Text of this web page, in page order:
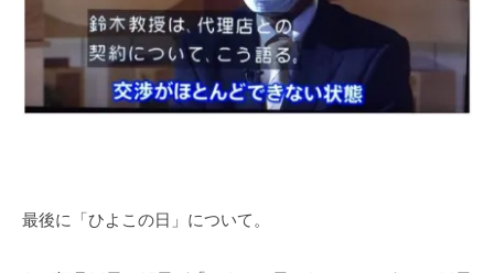
最後に「ひよこの日」について。